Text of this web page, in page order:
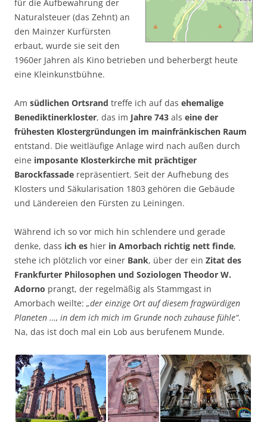
für die Aufbewahrung der
Naturalsteuer (das Zehnt) an
den Mainzer Kurfürsten
erbaut, wurde sie seit den
1960er Jahren als Kino betrieben und beherbergt heute
eine Kleinkunstbühne.
Am südlichen Ortsrand treffe ich auf das ehemalige
Benediktinerkloster, das im Jahre 743 als eine der
frühesten Klostergründungen im mainfränkischen Raum
entstand. Die weitläufige Anlage wird nach außen durch
eine imposante Klosterkirche mit prächtiger
Barockfassade repräsentiert. Seit der Aufhebung des
Klosters und Säkularisation 1803 gehören die Gebäude
und Ländereien den Fürsten zu Leiningen.
Während ich so vor mich hin schlendere und gerade
denke, dass ich es hier in Amorbach richtig nett finde,
stehe ich plötzlich vor einer Bank, über der ein Zitat des
Frankfurter Philosophen und Soziologen Theodor W.
Adorno prangt, der regelmäßig als Stammgast in
Amorbach weilte: „der einzige Ort auf diesem fragwürdigen
Planeten …, in dem ich mich im Grunde noch zuhause fühle“.
Na, das ist doch mal ein Lob aus berufenem Munde.